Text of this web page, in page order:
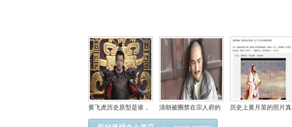
黄飞虎历史原型是谁，
黄飞虎和阎王爷是什么
清朝被圈禁在宗人府的
皇子有什么待遇，宗人
历史上黄月英的照片真